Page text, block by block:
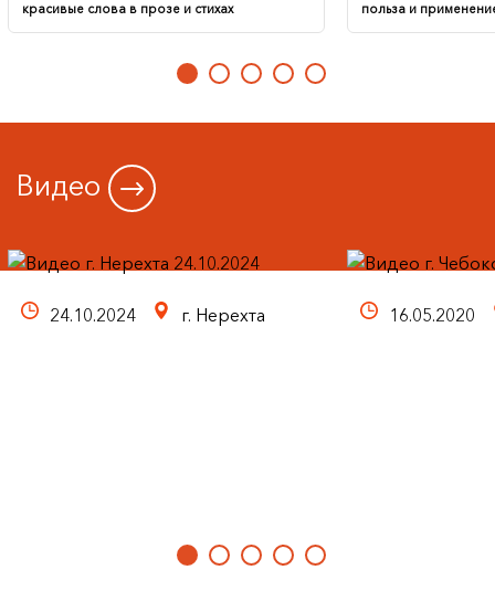
красивые слова в прозе и стихах
польза и
Видео
24.10.2024 г. Нерехта 16.05.2020